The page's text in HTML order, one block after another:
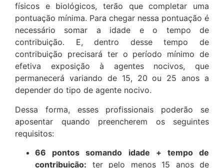
físicos e biológicos, terão que completar uma
pontuação mínima. Para chegar nessa pontuação é
necessário somar a idade e o tempo de
contribuição. E, dentro desse tempo de
contribuição precisará ter o período mínimo de
efetiva exposição à agentes nocivos, que
permanecerá variando de 15, 20 ou 25 anos a
depender do tipo de agente nocivo.
Dessa forma, esses profissionais poderão se
aposentar quando preencherem os seguintes
requisitos:
66 pontos somando idade + tempo de
contribuição: ter pelo menos 15 anos de